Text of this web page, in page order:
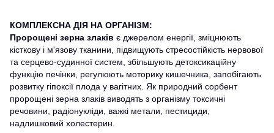
КОМПЛЕКСНА ДІЯ НА ОРГАНІЗМ:
Пророщені зерна злаків є джерелом енергії, зміцнюють
кісткову і м'язову тканини, підвищують стресостійкість нервової
та серцево-судинної систем, збільшують детоксикаційну
функцію печінки, регулюють моторику кишечника, запобігають
розвитку гіпоксії плода у вагітних. Як природний сорбент
пророщені зерна злаків виводять з організму токсичні
речовини, радіонукліди, важкі метали, пестициди,
надлишковий холестерин.